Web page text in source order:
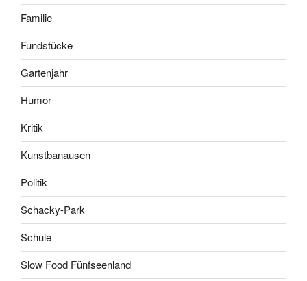
Familie
Fundstücke
Gartenjahr
Humor
Kritik
Kunstbanausen
Politik
Schacky-Park
Schule
Slow Food Fünfseenland